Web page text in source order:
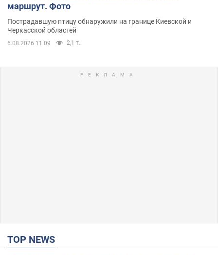
маршрут. Фото
Пострадавшую птицу обнаружили на границе Киевской и
Черкасской областей
6.08.2026 11:09 2,1 т.
TOP NEWS